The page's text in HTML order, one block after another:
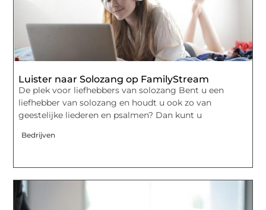
Luister naar Solozang op FamilyStream
De plek voor liefhebbers van solozang Bent u een
liefhebber van solozang en houdt u ook zo van
geestelijke liederen en psalmen? Dan kunt u
Bedrijven